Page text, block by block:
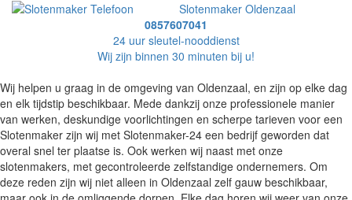
Slotenmaker Oldenzaal
0857607041
24 uur sleutel-nooddienst
Wij zijn binnen 30 minuten bij u!
Wij helpen u graag in de omgeving van Oldenzaal, en zijn op elke dag
en elk tijdstip beschikbaar. Mede dankzij onze professionele manier
van werken, deskundige voorlichtingen en scherpe tarieven voor een
Slotenmaker zijn wij met Slotenmaker-24 een bedrijf geworden dat
overal snel ter plaatse is. Ook werken wij naast met onze
slotenmakers, met gecontroleerde zelfstandige ondernemers. Om
deze reden zijn wij niet alleen in Oldenzaal zelf gauw beschikbaar,